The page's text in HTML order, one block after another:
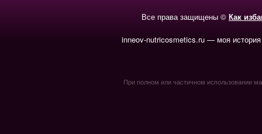
Все права защищены © Как
inneov-nutricosmetics.ru — моя
При полном или частичном использовании